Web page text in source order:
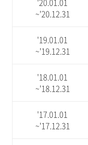
~'20.12.31
'19.01.01
~'19.12.31
'18.01.01
~'18.12.31
'17.01.01
~'17.12.31